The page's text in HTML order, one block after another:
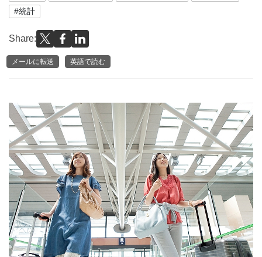
#統計
Share:
メールに転送 英語で読む